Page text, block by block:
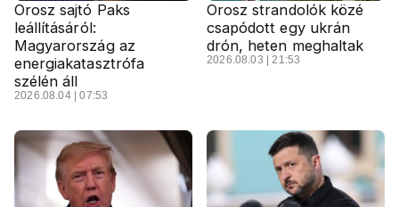
Orosz sajtó Paks
leállításáról:
Magyarország az
energiakatasztrófa
szélén áll
2026.08.04 | 07:53
Orosz strandolók közé
csapódott egy ukrán
drón, heten meghaltak
2026.08.03 | 21:53